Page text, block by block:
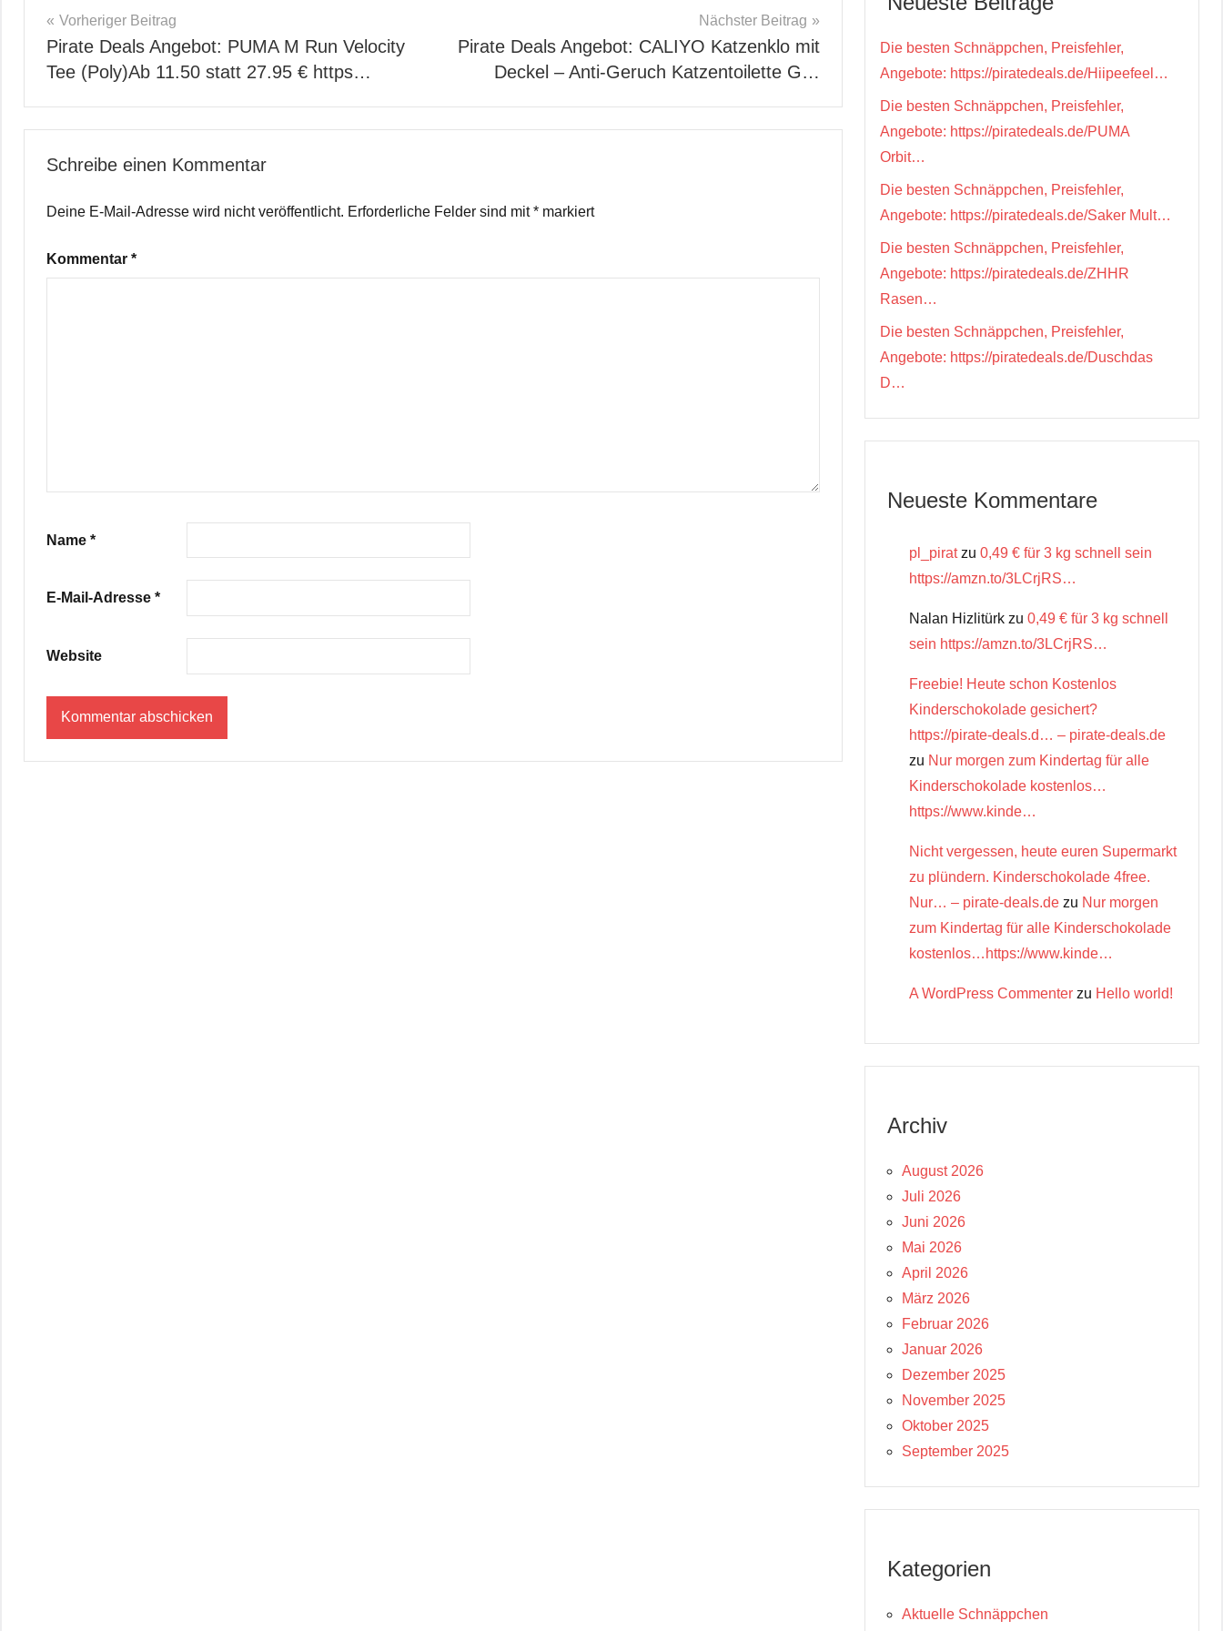
Beitragsnavigation
Vorheriger Beitrag
Pirate Deals Angebot: PUMA M Run Velocity
Tee (Poly)Аb 11.50 statt 27.95 € https…
Nächster Beitrag
Pirate Deals Angebot: CALIYO Katzenklo mit
Deckel – Anti-Geruch Katzentoilette G…
Schreibe einen Kommentar
Deine E-Mail-Adresse wird nicht veröffentlicht. Erforderliche Felder sind mit* markiert
Kommentar *
Name *
E-Mail-Adresse *
Website
Die besten Schnäppchen, Preisfehler,
Angebote: https://piratedeals.de/Hiipeefeel…
Die besten Schnäppchen, Preisfehler,
Angebote: https://piratedeals.de/PUMA
Orbit…
Die besten Schnäppchen, Preisfehler,
Angebote: https://piratedeals.de/Saker Mult…
Die besten Schnäppchen, Preisfehler,
Angebote: https://piratedeals.de/ZHHR
Rasen…
Die besten Schnäppchen, Preisfehler,
Angebote: https://piratedeals.de/Duschdas
D…
Neueste Kommentare
pl_piratzu 0,49 € für 3 kg schnell sein
https://amzn.to/3LCrjRS…
Nalan Hizlitürk zu 0,49 € für 3 kg schnell
sein https://amzn.to/3LCrjRS…
Freebie! Heute schon Kostenlos
Kinderschokolade gesichert?
https://pirate-deals.d… – pirate-deals.de
zu Nur morgen zum Kindertag für alle
Kinderschokolade kostenlos…
https://www.kinde…
Nicht vergessen, heute euren Supermarkt
zu plündern. Kinderschokolade 4free.
Nur… – pirate-deals.de zu Nur morgen
zum Kindertag für alle Kinderschokolade
kostenlos…https://www.kinde…
A WordPress Commenter zu Hello world!
Archiv
August 2026
Juli 2026
Juni 2026
Mai 2026
April 2026
März 2026
Februar 2026
Januar 2026
Dezember 2025
November 2025
Oktober 2025
September 2025
Kategorien
Aktuelle Schnäppchen